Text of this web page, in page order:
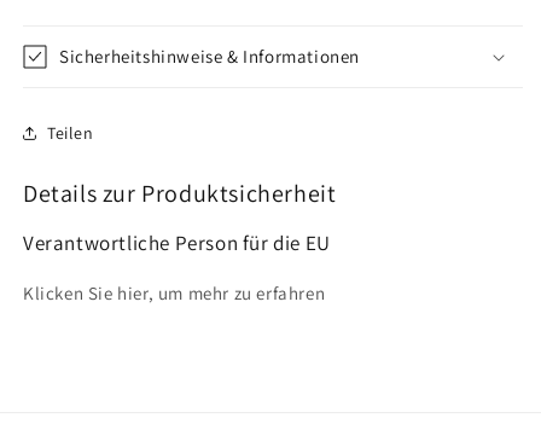
Sicherheitshinweise & Informationen
Teilen
Details zur Produktsicherheit
Verantwortliche Person für die EU
Klicken Sie hier, um mehr zu erfahren